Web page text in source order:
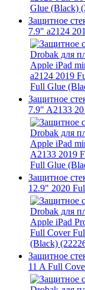
Защитное
7.9" a2124
Защитное
7.9" A2133
Защитное
12.9" 2020
Защитное
11 A Full